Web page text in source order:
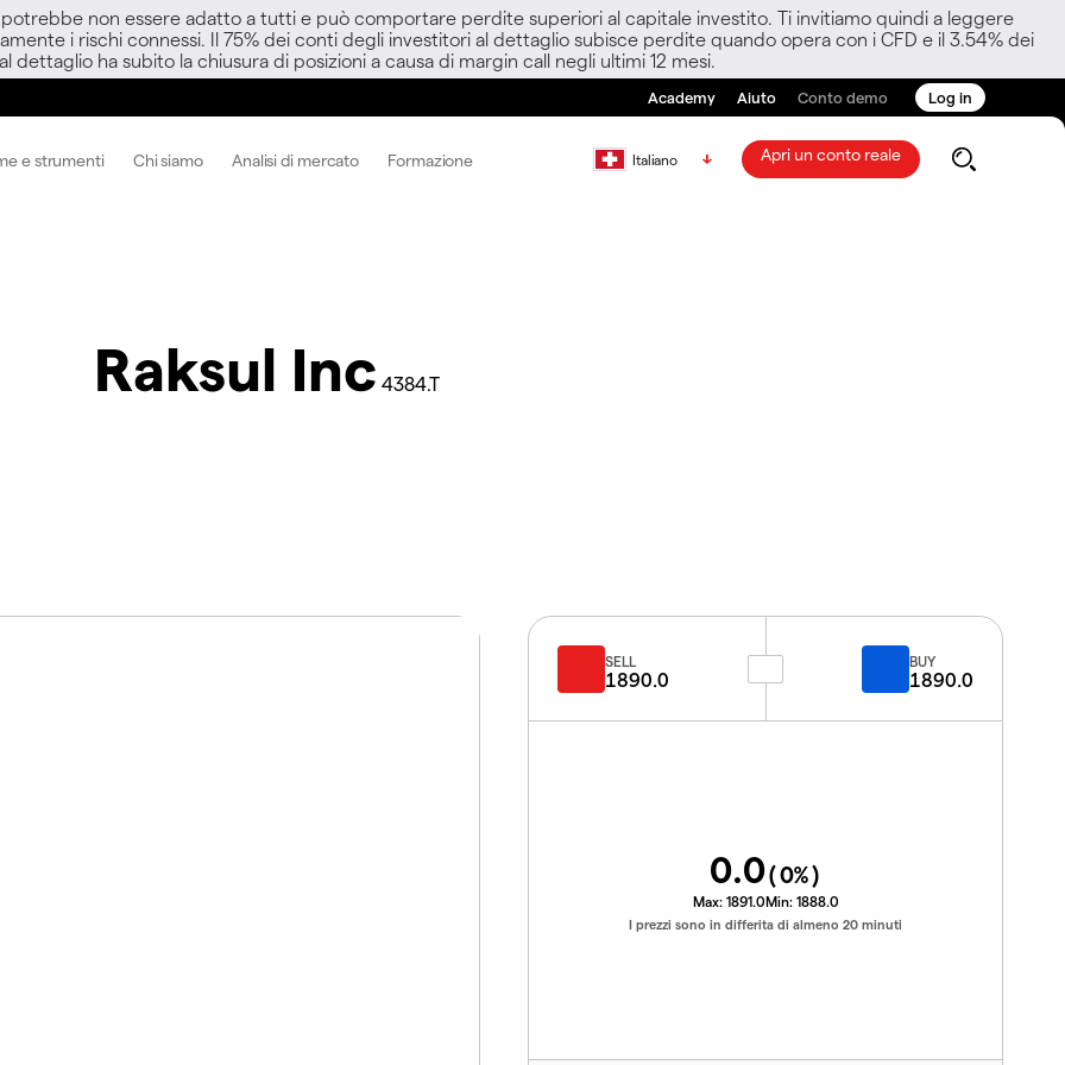
non essere adatto a tutti e può comportare perdite superiori al capitale investito. Ti invitiamo quindi a leggere
i rischi connessi. Il 75% dei conti degli investitori al dettaglio subisce perdite quando opera con i CFD e il 3.54% dei
dettaglio ha subito la chiusura di posizioni a causa di margin call negli ultimi 12 mesi.
Academy Aiuto Conto demo Log in
e strumenti Chi siamo Analisi di mercato Formazione Italiano Apri un conto reale
Raksul Inc 4384.T
SELL
1890.0
BUY
1890.0
0.0(0%)
Max: 1891.0Min: 1888.0
I prezzi sono in differita di almeno 20 minuti